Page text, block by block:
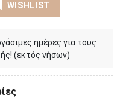
WISHLIST
ημέρες για τους
(εκτός νήσων)